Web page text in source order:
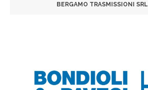
BERGAMO TRASMISSIONI SRL